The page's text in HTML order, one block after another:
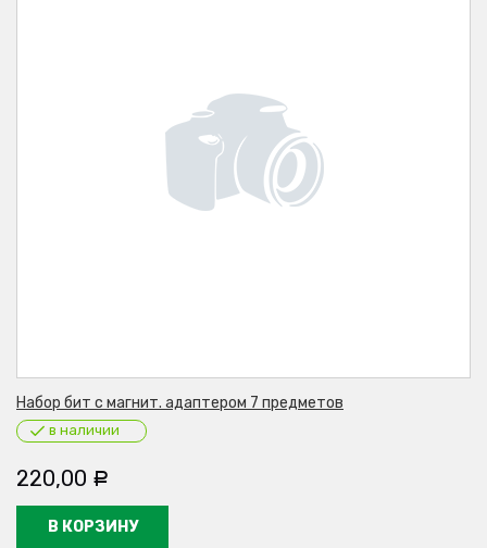
Набор бит с магнит. адаптером 7 предметов
в наличии
220,00 Р
В КОРЗИНУ